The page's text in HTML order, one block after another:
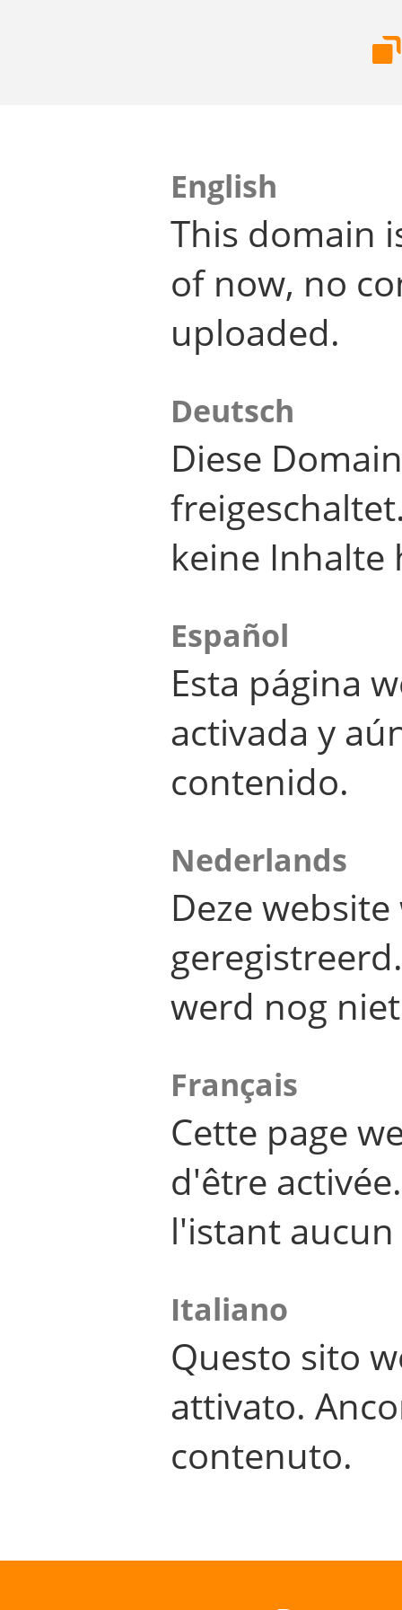
English
This domain
of now, no
uploaded.
Deutsch
Diese
keine Inhalte
Español
Esta página
activada y
contenido.
Nederlands
Deze
werd nog
Français
Cette page
d'être
l'istant
Italiano
Questo sito
attivato.
contenuto.